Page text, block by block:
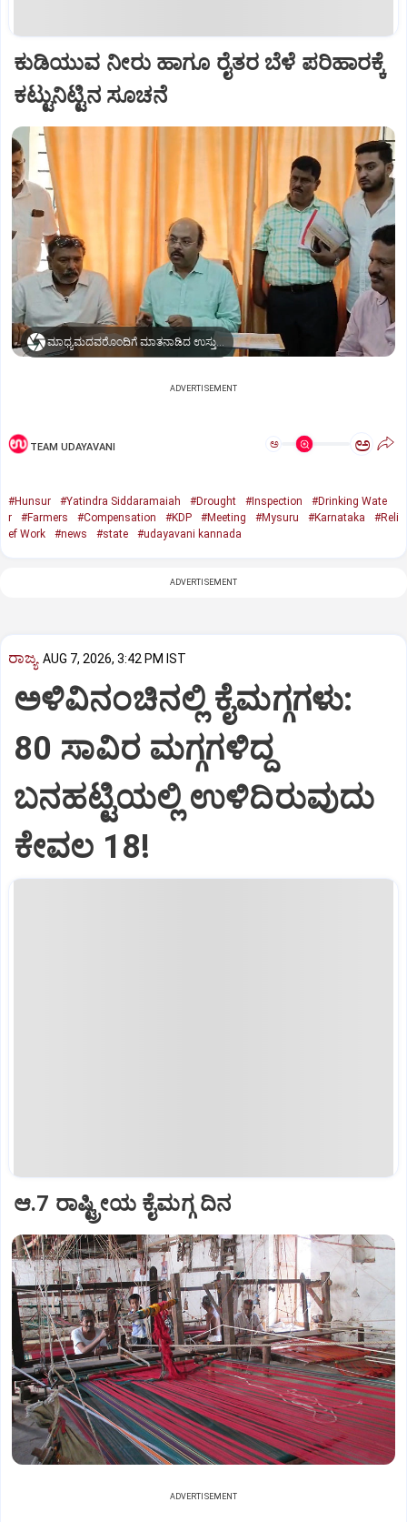
ಕುಡಿಯುವ ನೀರು ಹಾಗೂ ರೈತರ ಬೆಳೆ ಪರಿಹಾರಕ್ಕೆ
ಕಟ್ಟುನಿಟ್ಟಿನ ಸೂಚನೆ
ಮಾಧ್ಯಮದವರೊಂದಿಗೆ ಮಾತನಾಡಿದ ಉಸ್ತುವಾರಿ ಸಚಿವ ಡಾ. ಯತೀಂದ್ರ ಸಿದ್ದರಾಮಯ್ಯ
ADVERTISEMENT
TEAM UDAYAVANI ಅ ಅ
#Hunsur #Yatindra Siddaramaiah #Drought #Inspection
#Drinking Wate
r
#Farmers #Compensation #KDP #Meeting #Mysuru #Karnataka
#Reli
ef Work
#news #state #udayavani kannada
ADVERTISEMENT
ರಾಜ್ಯ AUG 7, 2026, 3:42 PM IST
ಅಳಿವಿನಂಚಿನಲ್ಲಿ ಕೈಮಗ್ಗಗಳು:
80 ಸಾವಿರ ಮಗ್ಗಗಳಿದ್ದ
ಬನಹಟ್ಟಿಯಲ್ಲಿ ಉಳಿದಿರುವುದು
ಕೇವಲ 18!
ಆ.7 ರಾಷ್ಟ್ರೀಯ ಕೈಮಗ್ಗ ದಿನ
ADVERTISEMENT